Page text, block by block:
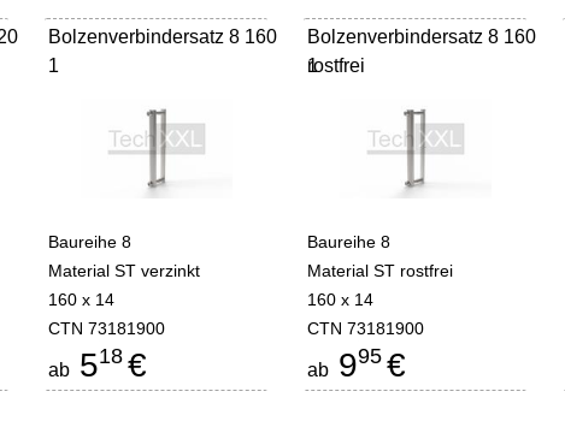
Bolzenverbindersatz 8 160
1
Baureihe 8
Material ST verzinkt
160 x 14
CTN 73181900
ab 518 €
Bolzenverbindersatz 8 160
rostfrei
1
Baureihe 8
Material ST rostfrei
160 x 14
CTN 73181900
ab 995 €